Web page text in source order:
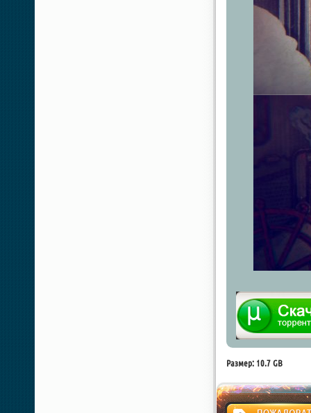
Размер: 10.7 GB